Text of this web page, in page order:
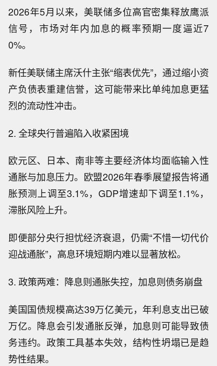
2026年5月以来，美联储多位高官密集释放鹰派
信号，市场对年内加息的概率预期一度逼近7
0%。
新任美联储主席沃什主张“缩表优先”，通过缩小资
产负债表重建信誉，这可能带来比单纯加息更猛
烈的流动性冲击。
2. 全球央行普遍陷入收紧困境
欧元区、日本、南非等主要经济体均面临输入性
通胀与加息压力。欧盟2026年春季展望报告将通
胀预测上调至3.1%，GDP增速却下调至1.1%，
滞胀风险上升。
即便部分央行担忧经济衰退，仍需“不惜一切代价
迎战通胀”，高息环境短期内难以显著放松。
3. 政策两难：降息则通胀失控，加息则债务崩盘
美国国债规模高达39万亿美元，年利息支出已破
万亿。降息会引发通胀反弹，加息则可能导致债
务违约。政策工具基本失效，结构性坍塌已是趋
势性结果。